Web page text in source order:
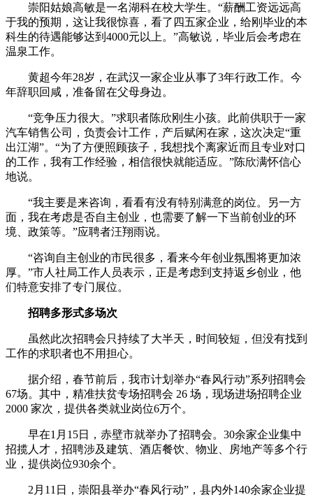
崇阳姑娘高敏是一名湖科在校大学生。“薪酬工资远远高
于我的预期，这让我很惊喜，看了四五家企业，给刚毕业的本
科生的待遇能够达到4000元以上。”高敏说，毕业后会考虑在
温泉工作。
黄超今年28岁，在武汉一家企业从事了3年行政工作。今
年辞职回咸，准备留在父母身边。
“竞争压力很大。”求职者陈欣刚生小孩。此前供职于一家
汽车销售公司，负责会计工作，产后赋闲在家，这次决定“重
出江湖”。“为了方便照顾孩子，我想找个离家近而且专业对口
的工作，我有工作经验，相信很快就能适应。”陈欣满怀信心
地说。
“我主要是来咨询，看看有没有特别满意的岗位。另一方
面，我在考虑是否自主创业，也需要了解一下当前创业的环
境、政策等。”应聘者汪翔雨说。
“咨询自主创业的市民很多，看来今年创业氛围将更加浓
厚。”市人社局工作人员表示，正是考虑到支持返乡创业，他
们特意安排了专门展位。
招聘多形式多场次
虽然此次招聘会只持续了大半天，时间较短，但没有找到
工作的求职者也不用担心。
据介绍，春节前后，我市计划举办“春风行动”系列招聘会
67场。其中，精准扶贫专场招聘会 26 场，现场进场招聘企业
2000 家次，提供各类就业岗位6万个。
早在1月15日，赤壁市就举办了招聘会。30余家企业集中
招揽人才，招聘涉及建筑、酒店餐饮、物业、房地产等多个行
业，提供岗位930余个。
2月11日，崇阳县举办“春风行动”，县内外140余家企业提